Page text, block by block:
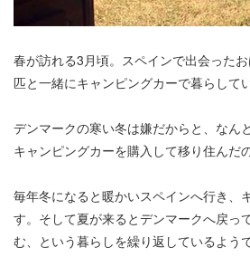
春が訪れる3月頃。スペインで出会った
匹と一緒にキャンピングカーで暮らして
デンマークの寒い冬は嫌だからと、なん
キャンピングカーを購入して移り住んだ
毎年冬になると暖かいスペインへ行き、
す。そして夏が来るとデンマークへ戻っ
む、という暮らしを繰り返しているようで